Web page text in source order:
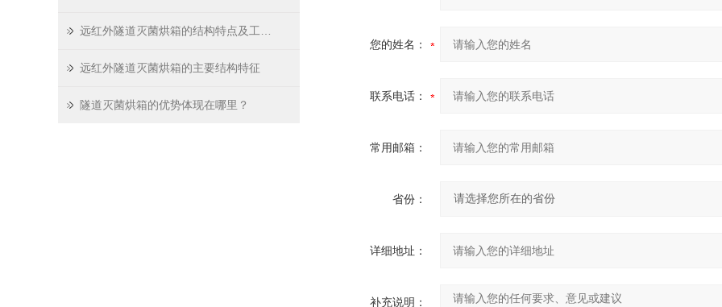
远红外隧道灭菌烘箱的主要结构特征
隧道灭菌烘箱的优势体现在哪里？
您的姓名：
联系电话：
常用邮箱：
省份：
详细地址：
补充说明：